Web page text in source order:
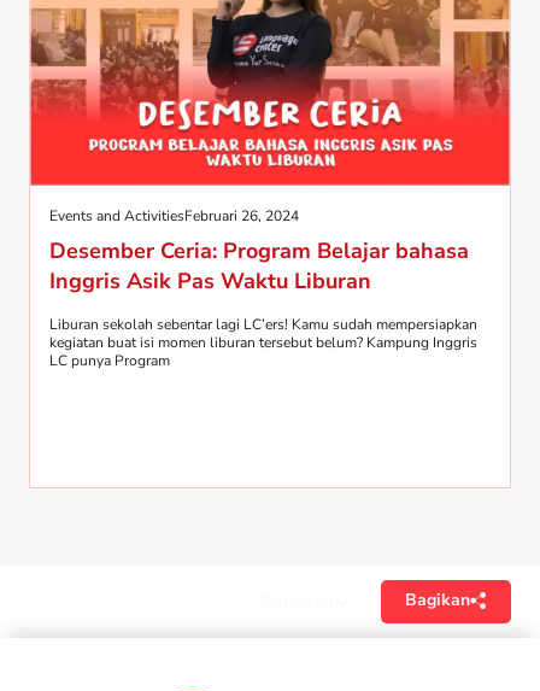
Events and ActivitiesFebruari 26, 2024
Desember Ceria: Program Belajar bahasa
Inggris Asik Pas Waktu Liburan
Liburan sekolah sebentar lagi LC’ers! Kamu sudah mempersiapkan
kegiatan buat isi momen liburan tersebut belum? Kampung Inggris
LC punya Program
Bagikan